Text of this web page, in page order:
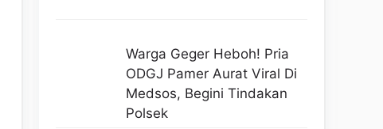
Warga Geger Heboh! Pria
ODGJ Pamer Aurat Viral Di
Medsos, Begini Tindakan
Polsek